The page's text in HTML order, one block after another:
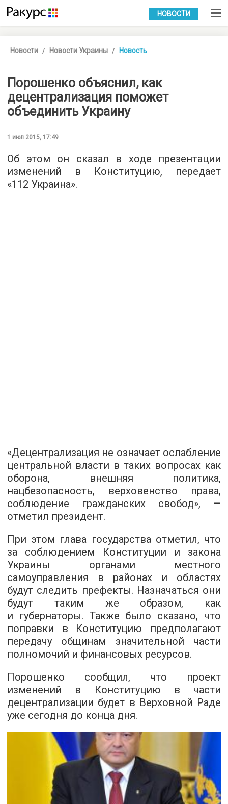
УКР РУС
НОВОСТИ
Новости Новости Украины Новость
Порошенко объяснил, как
децентрализация поможет
объединить Украину
1 июл 2015, 17:49
Об этом он сказал в ходе презентации
изменений в Конституцию, передает
«112 Украина».
«Децентрализация не означает ослабление
центральной власти в таких вопросах как
оборона, внешняя политика,
нацбезопасность, верховенство права,
соблюдение гражданских свобод», —
отметил президент.
При этом глава государства отметил, что
за соблюдением Конституции и закона
Украины органами местного
самоуправления в районах и областях
будут следить префекты. Назначаться они
будут таким же образом, как
и губернаторы. Также было сказано, что
поправки в Конституцию предполагают
передачу общинам значительной части
полномочий и финансовых ресурсов.
Порошенко сообщил, что проект
изменений в Конституцию в части
децентрализации будет в Верховной Раде
уже сегодня до конца дня.